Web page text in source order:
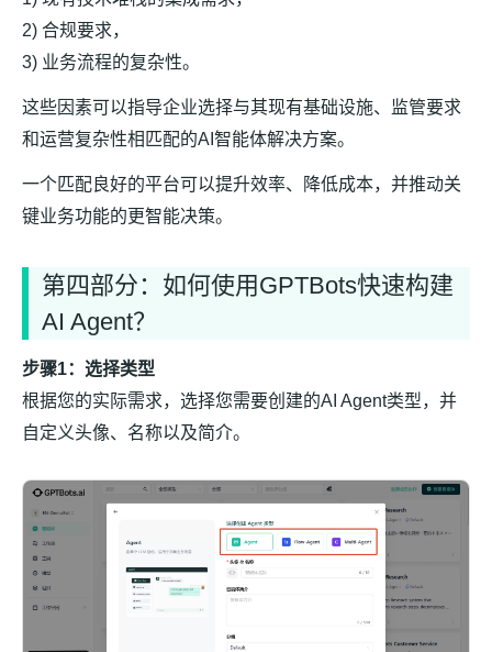
2) 合规要求，
3) 业务流程的复杂性。
这些因素可以指导企业选择与其现有基础设施、监管要求
和运营复杂性相匹配的AI智能体解决方案。
一个匹配良好的平台可以提升效率、降低成本，并推动关
键业务功能的更智能决策。
第四部分：如何使用GPTBots快速构建
AI Agent？
步骤1：选择类型
根据您的实际需求，选择您需要创建的AI Agent类型，并
自定义头像、名称以及简介。